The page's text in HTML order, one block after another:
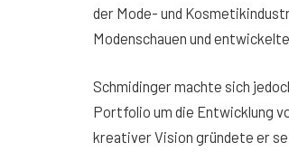
der Mode- und
Modenschauen und
Schmidinger machte sich
Portfolio um die Entwicklung
kreativer Vision gründete er